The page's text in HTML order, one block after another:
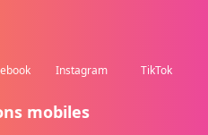
Instagram TikTok
mobiles